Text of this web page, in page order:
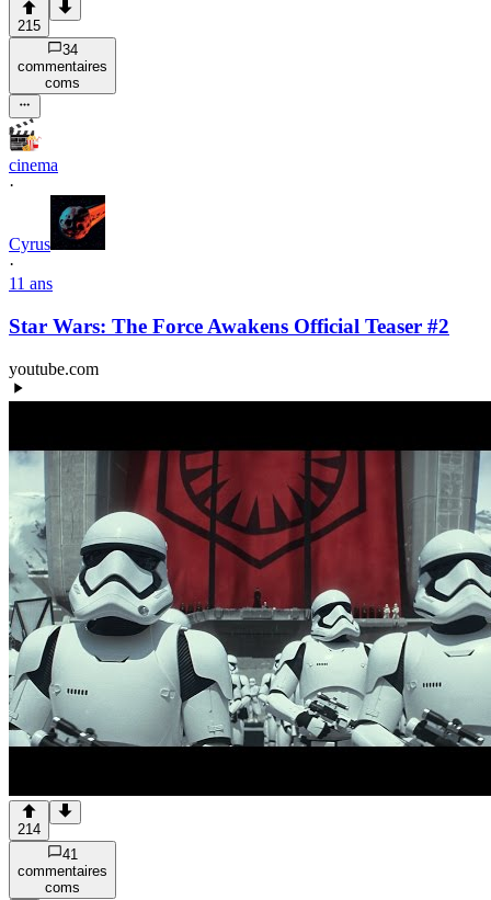
215
34
commentaires
coms
cinema
·
Cyrus
·
11 ans
Star Wars: The Force Awakens Official Teaser #2
youtube.com
214
41
commentaires
coms